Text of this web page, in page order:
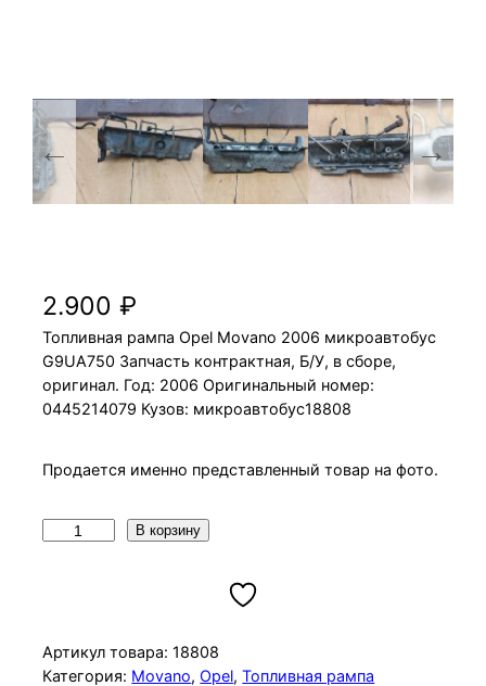
2.900₽
Топливная рампа Opel Movano 2006 микроавтобус
G9UA750 Запчасть контрактная, Б/У, в сборе,
оригинал. Год: 2006 Оригинальный номер:
0445214079 Кузов: микроавтобус18808
Продается именно представленный товар на фото.
ч
е
В корзину
Артикул товара: 18808
Категория: Movano, Opel, Топливная рампа